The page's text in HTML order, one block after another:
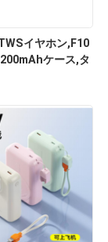
イヤホン,F10
ケース,タ